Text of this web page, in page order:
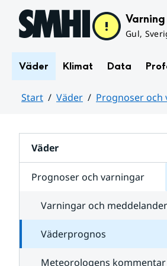
Hoppa till sidans innehåll Varning
Gul,
Väder Klimat Data
Start Väder Prognoser och
Väder
Prognoser och varningar
Varningar och
Väderprognos
Meteorologens kommentar